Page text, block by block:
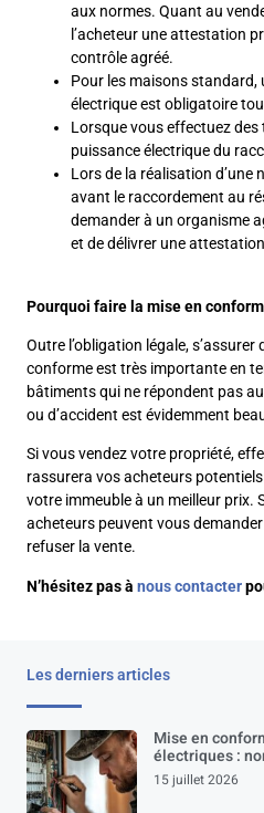
aux normes. Quant au
l’acheteur une attestation
contrôle agréé.
Pour les maisons standard,
électrique est obligatoire
Lorsque vous effectuez
puissance électrique du
Lors de la réalisation d’une
avant le raccordement au
demander à un organisme
et de délivrer une
Pourquoi faire la mise en
Outre l’obligation légale,
conforme est très importante en
bâtiments qui ne répondent pas
ou d’accident est évidemment
Si vous vendez votre propriété,
rassurera vos acheteurs
votre immeuble à un meilleur prix.
acheteurs peuvent vous
refuser la vente.
N’hésitez pas à nous contacter
Les derniers articles
Mise en
électriques :
15 juillet 2026